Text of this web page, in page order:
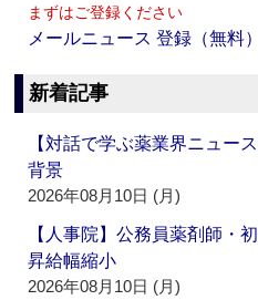
まずはご登録ください
メールニュース 登録（無料）
新着記事
【対話で学ぶ薬業界ニュー
背景
2026年08月10日 (月)
【人事院】公務員薬剤師・
昇給幅縮小
2026年08月10日 (月)